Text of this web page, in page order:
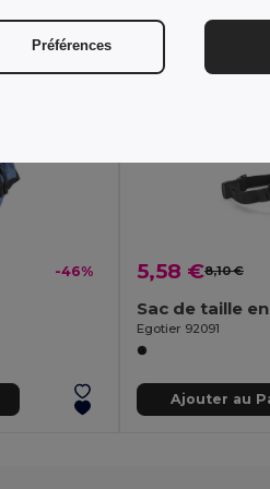
-46% 5,58 €8,10 €
Egotier 92091
Ajouter au
Préférences